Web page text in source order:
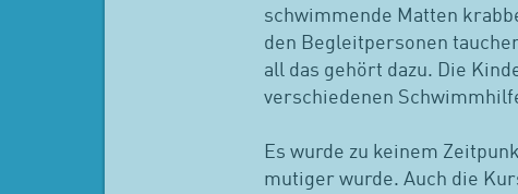
schwimmende Matten
den Begleitpersonen
all das gehört dazu. Die
verschiedenen
Es wurde zu keinem
mutiger wurde. Auch die